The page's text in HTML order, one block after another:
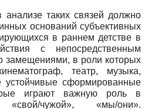
таких связей должно
оснований субъективных
в раннем детстве в
с непосредственным
замещениями, в роли которых
театр, музыка,
устойчивые сформированные
играют важную роль в
«свой/чужой», «мы/они».